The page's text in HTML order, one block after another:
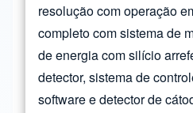
resolução com operação
completo com sistema de
de energia com silício
detector, sistema de
software e detector de